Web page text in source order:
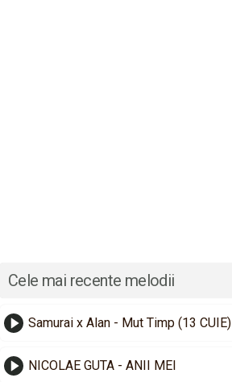
Cele mai recente melodii
Samurai x Alan - Mut Timp (13 CUIE)
NICOLAE GUTA - ANII MEI